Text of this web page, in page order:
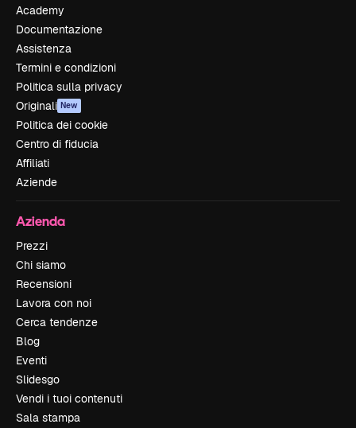
Academy
Documentazione
Assistenza
Termini e condizioni
Politica sulla privacy
Originali New
Politica dei cookie
Centro di fiducia
Affiliati
Aziende
Azienda
Prezzi
Chi siamo
Recensioni
Lavora con noi
Cerca tendenze
Blog
Eventi
Slidesgo
Vendi i tuoi contenuti
Sala stampa